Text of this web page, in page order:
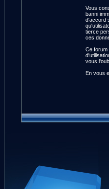
Vous
banni
d'accord
tierce
ces
Ce forum
vous
En vous